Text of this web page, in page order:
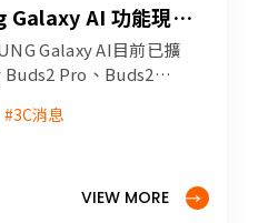
Galaxy AI 功能現已
Galaxy AI目前已擴
Buds2 Pro、Buds2和
#3C消息
VIEW MORE